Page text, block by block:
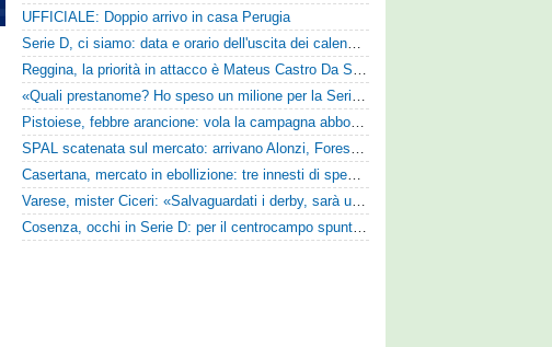
UFFICIALE: Doppio arrivo in casa Perugia
Serie D, ci siamo: data e orario dell'uscita dei calendari ufficiali
Reggina, la priorità in attacco è Mateus Castro Da Silva: ore decisive per la fumata bianca
«Quali prestanome? Ho speso un milione per la Serie D»: Bandecchi rompe il silenzio sul futuro della Ternana
Pistoiese, febbre arancione: vola la campagna abbonamenti, superata quota 750 tessere
SPAL scatenata sul mercato: arrivano Alonzi, Foresta, Munaretto e Tobia
Casertana, mercato in ebollizione: tre innesti di spessore per lo scacchiere di Vinicio Espinal
Varese, mister Ciceri: «Salvaguardati i derby, sarà un campionato avvincente»
Cosenza, occhi in Serie D: per il centrocampo spunta anche Gerardo Di Gilio